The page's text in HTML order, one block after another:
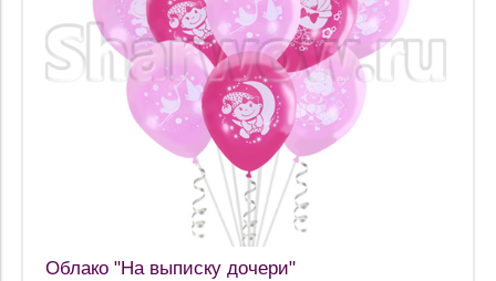
Облако "На выписку дочери"